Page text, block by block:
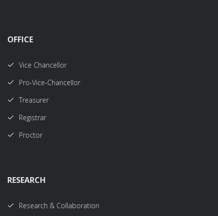
OFFICE
Vice Chancellor
Pro-Vice-Chancellor
Treasurer
Registrar
Proctor
RESEARCH
Research & Collaboration